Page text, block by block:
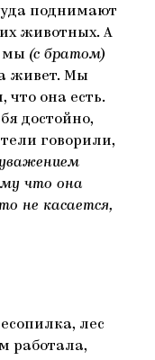
поднимают
животных. А
мы (с братом)
живет. Мы
что она есть.
достойно,
говорили,
что она
не касается,
лес
работала,